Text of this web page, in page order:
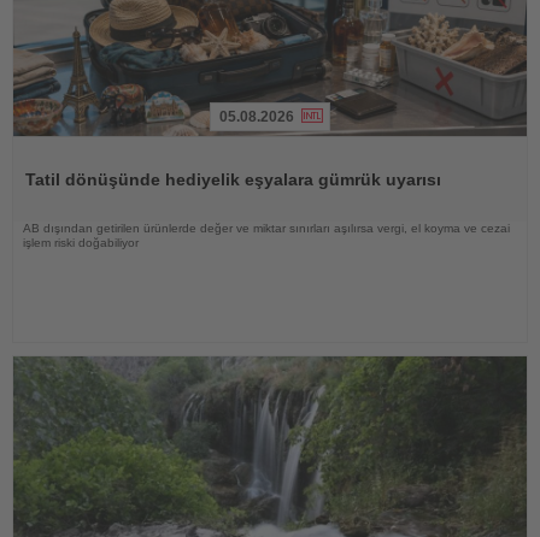
05.08.2026
Tatil dönüşünde hediyelik eşyalara gümrük uyarısı
AB dışından getirilen ürünlerde değer ve miktar sınırları aşılırsa vergi, el koyma ve cezai
işlem riski doğabiliyor